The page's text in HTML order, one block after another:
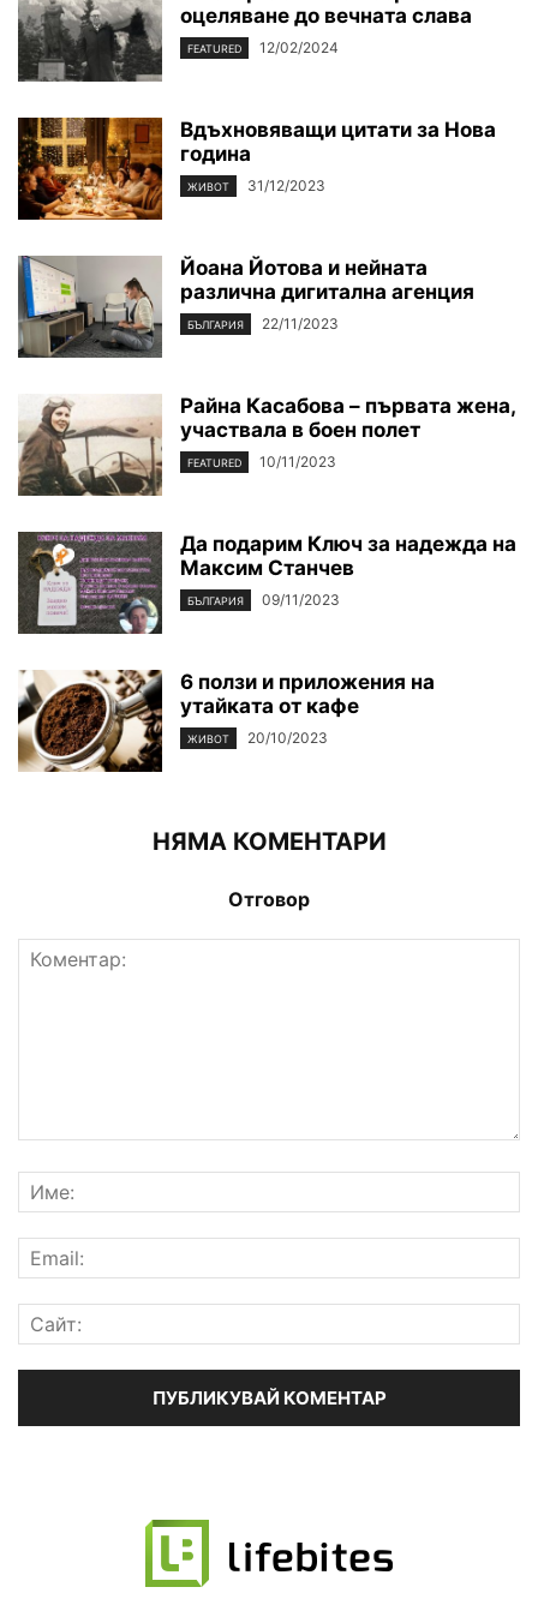
оцеляване до вечната слава
FEATURED 12/02/2024
Вдъхновяващи цитати за Нова
година
ЖИВОТ 31/12/2023
Йоана Йотова и нейната
различна дигитална агенция
БЪЛГАРИЯ 22/11/2023
Райна Касабова – първата жена,
участвала в боен полет
FEATURED 10/11/2023
Да подарим Ключ за надежда на
Максим Станчев
БЪЛГАРИЯ 09/11/2023
6 ползи и приложения на
утайката от кафе
ЖИВОТ 20/10/2023
НЯМА КОМЕНТАРИ
Отговор